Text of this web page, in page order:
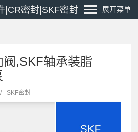
|CR密封|SKF密封 展开菜单
阀,SKF轴承装脂
/ SKF密封